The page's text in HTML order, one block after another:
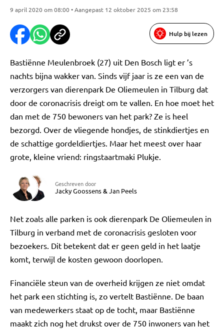
9 april 2020 om 08:00 • Aangepast 12 oktober 2025 om 23:58
Hulp bij lezen
Bastiënne Meulenbroek (27) uit Den Bosch ligt er ’s
nachts bijna wakker van. Sinds vijf jaar is ze een van de
verzorgers van dierenpark De Oliemeulen in Tilburg dat
door de coronacrisis dreigt om te vallen. En hoe moet het
dan met de 750 bewoners van het park? Ze is heel
bezorgd. Over de vliegende hondjes, de stinkdiertjes en
de schattige gordeldiertjes. Maar het meest over haar
grote, kleine vriend: ringstaartmaki Plukje.
Geschreven door
Jacky Goossens&Jan Peels
Net zoals alle parken is ook dierenpark De Oliemeulen in
Tilburg in verband met de coronacrisis gesloten voor
bezoekers. Dit betekent dat er geen geld in het laatje
komt, terwijl de kosten gewoon doorlopen.
Financiële steun van de overheid krijgen ze niet omdat
het park een stichting is, zo vertelt Bastiënne. De baan
van medewerkers staat op de tocht, maar Bastiënne
maakt zich nog het drukst over de 750 inwoners van het